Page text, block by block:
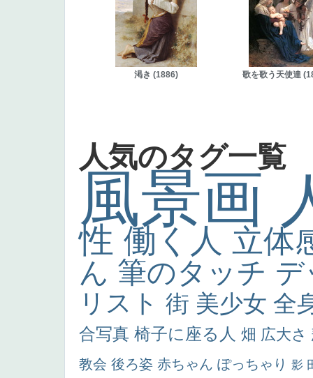
渇き (1886) 歌を歌う天使達
人気のタグ一覧
風景画
性 働く人 立体
ん 筆のタッチ
リスト 街 美少女 全
合写真 椅子に座る人 畑 広大さ
教会 後ろ姿 赤ちゃん ぽっちゃり 影